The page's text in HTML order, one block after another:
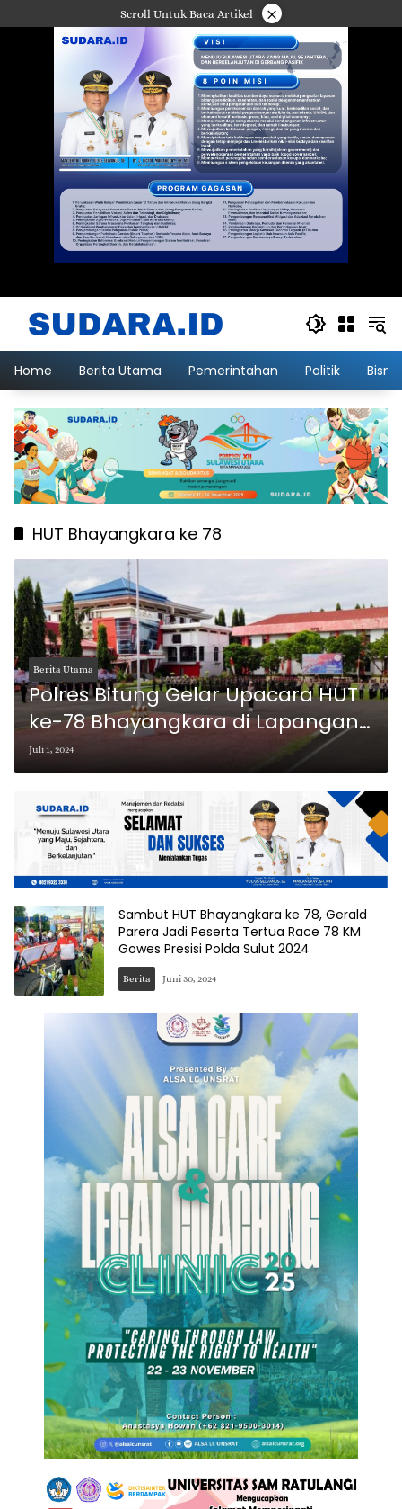
ke
Scroll Untuk Baca Artikel ×
Home Berita Utama Pemerintahan Politik
HUT Bhayangkara ke 78
Berita Utama
Polres Bitung Gelar Upacara HUT
ke-78 Bhayangkara di Lapangan
Kantor Walikota Bitung
Juli 1, 2024
Sambut HUT Bhayangkara ke 78, Gerald
Parera Jadi Peserta Tertua Race 78 KM
Gowes Presisi Polda Sulut 2024
Berita Juni 30, 2024